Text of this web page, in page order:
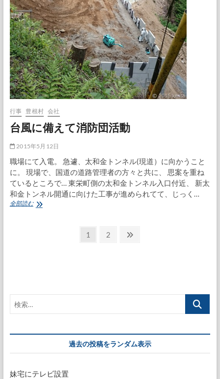
行事 豊根村 会社
台風に備えて消防団活動
2015年5月12日
職場にて入電。 急遽、太和金トンネル(現道）に向かうこと
に。 現場で、国道の道路管理者の方々と共に、 思案を重ね
ているところで… 東栄町側の太和金トンネル入口付近、 新太
和金トンネル開通に向けた工事が進められてて、じっく…
全部読む台
ー
ジ
固1
固
2
索…
過去の投稿をランダム表示
妹宅にテレビ設置